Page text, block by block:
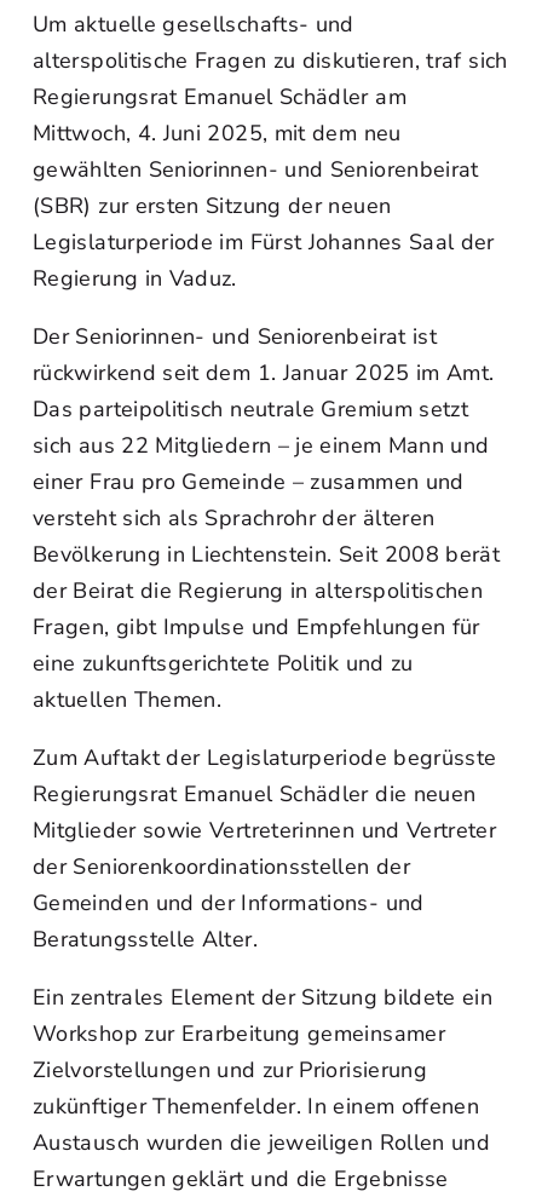
Um aktuelle gesellschafts- und
alterspolitische Fragen zu diskutieren, traf sich
Regierungsrat Emanuel Schädler am
Mittwoch, 4. Juni 2025, mit dem neu
gewählten Seniorinnen- und Seniorenbeirat
(SBR) zur ersten Sitzung der neuen
Legislaturperiode im Fürst Johannes Saal der
Regierung in Vaduz.
Der Seniorinnen- und Seniorenbeirat ist
rückwirkend seit dem 1. Januar 2025 im Amt.
Das parteipolitisch neutrale Gremium setzt
sich aus 22 Mitgliedern – je einem Mann und
einer Frau pro Gemeinde – zusammen und
versteht sich als Sprachrohr der älteren
Bevölkerung in Liechtenstein. Seit 2008 berät
der Beirat die Regierung in alterspolitischen
Fragen, gibt Impulse und Empfehlungen für
eine zukunftsgerichtete Politik und zu
aktuellen Themen.
Zum Auftakt der Legislaturperiode begrüsste
Regierungsrat Emanuel Schädler die neuen
Mitglieder sowie Vertreterinnen und Vertreter
der Seniorenkoordinationsstellen der
Gemeinden und der Informations- und
Beratungsstelle Alter.
Ein zentrales Element der Sitzung bildete ein
Workshop zur Erarbeitung gemeinsamer
Zielvorstellungen und zur Priorisierung
zukünftiger Themenfelder. In einem offenen
Austausch wurden die jeweiligen Rollen und
Erwartungen geklärt und die Ergebnisse